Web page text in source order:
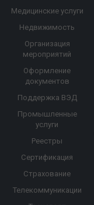
Медицинские услуги
Недвижимость
Организация
мероприятий
Оформление
документов
Поддержка ВЭД
Промышленные
услуги
Реестры
Сертификация
Страхование
Телекоммуникации